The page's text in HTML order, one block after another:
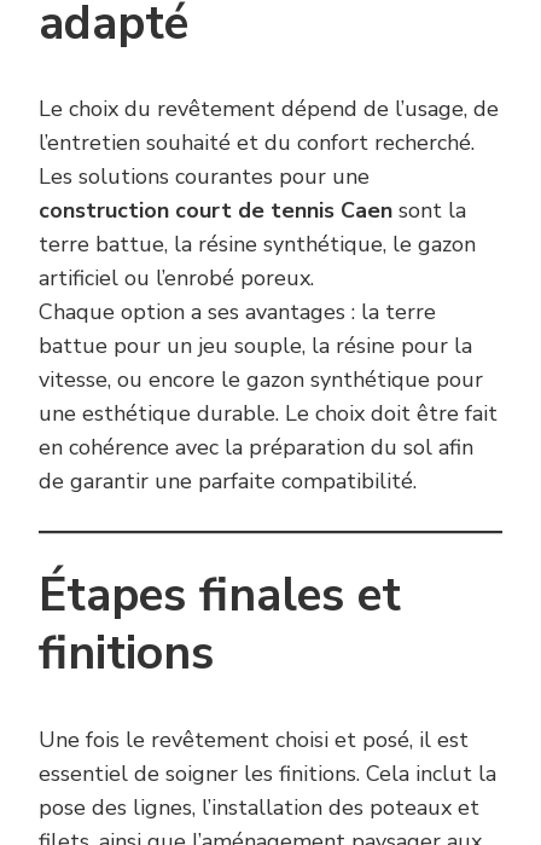
adapté
Le choix du revêtement dépend de l’usage, de
l’entretien souhaité et du confort recherché.
Les solutions courantes pour une
construction court de tennis Caen sont la
terre battue, la résine synthétique, le gazon
artificiel ou l’enrobé poreux.
Chaque option a ses avantages : la terre
battue pour un jeu souple, la résine pour la
vitesse, ou encore le gazon synthétique pour
une esthétique durable. Le choix doit être fait
en cohérence avec la préparation du sol afin
de garantir une parfaite compatibilité.
Étapes finales et
finitions
Une fois le revêtement choisi et posé, il est
essentiel de soigner les finitions. Cela inclut la
pose des lignes, l’installation des poteaux et